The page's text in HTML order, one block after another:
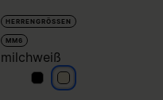
HERRENGRÖSSEN
MM6
milchweiß
milchweißmilchweiß